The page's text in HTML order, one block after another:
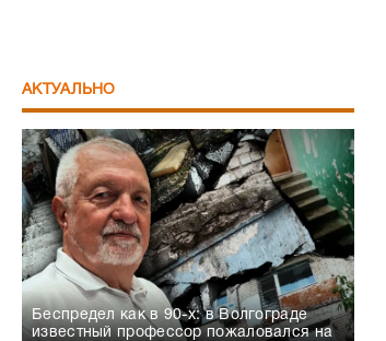
АКТУАЛЬНО
Беспредел как в 90-х: в Волгограде
известный профессор пожаловался на